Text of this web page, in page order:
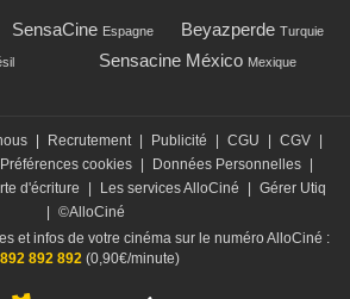
SensaCine Espagne Beyazperde Turquie
Sensacine México Mexique
Recrutement Publicité CGU CGV
Préférences cookies Données Personnelles
d'écriture Les services AlloCiné
Gérer Utiq
©AlloCiné
et infos de votre cinéma sur le numéro AlloCiné :
892 892(0,90€/minute)